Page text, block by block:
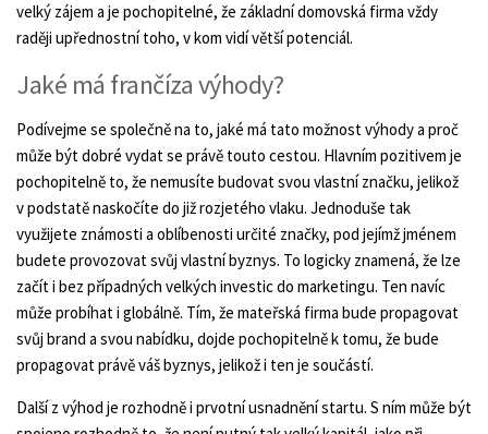
velký zájem a je pochopitelné, že základní domovská firma vždy
raději upřednostní toho, v kom vidí větší potenciál.
Jaké má frančíza výhody?
Podívejme se společně na to, jaké má tato možnost výhody a proč
může být dobré vydat se právě touto cestou. Hlavním pozitivem je
pochopitelně to, že nemusíte budovat svou vlastní značku, jelikož
v podstatě naskočíte do již rozjetého vlaku. Jednoduše tak
využijete známosti a oblíbenosti určité značky, pod jejímž jménem
budete provozovat svůj vlastní byznys. To logicky znamená, že lze
začít i bez případných velkých investic do marketingu. Ten navíc
může probíhat i globálně. Tím, že mateřská firma bude propagovat
svůj brand a svou nabídku, dojde pochopitelně k tomu, že bude
propagovat právě váš byznys, jelikož i ten je součástí.
Další z výhod je rozhodně i prvotní usnadnění startu. S ním může být